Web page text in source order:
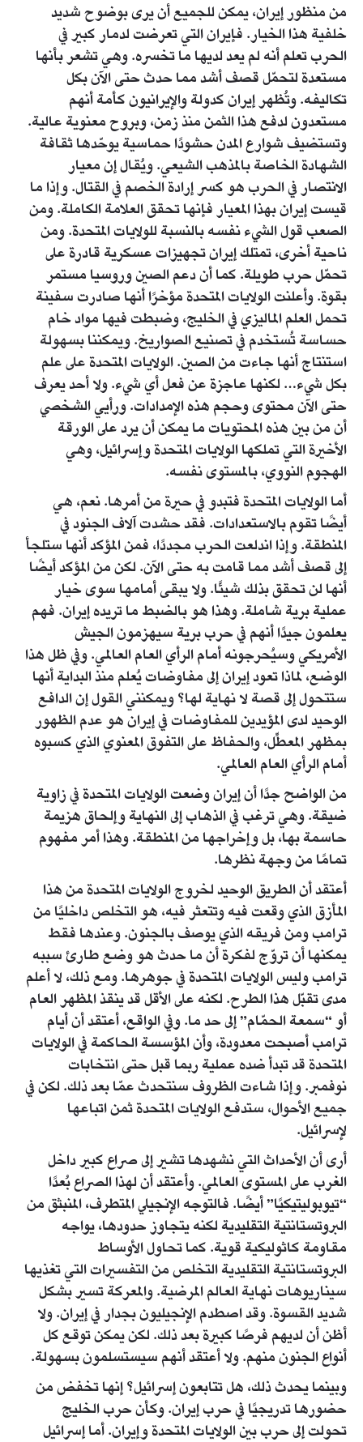
من منظور إيران، يمكن للجميع أن يرى بوضوح شديد
خلفية هذا الخيار. فإيران التي تعرضت لدمار كبير في
الحرب تعلم أنه لم يعد لديها ما تخسره. وهي تشعر بأنها
مستعدة لتحمّل قصف أشد مما حدث حتى الآن بكل
تكاليفه. وتُظهر إيران كدولة والإيرانيون كأمة أنهم
مستعدون لدفع هذا الثمن منذ زمن، وبروح معنوية عالية.
وتستضيف شوارع المدن حشودًا حماسية يوحّدها ثقافة
الشهادة الخاصة بالمذهب الشيعي. ويُقال إن معيار
الانتصار في الحرب هو كسر إرادة الخصم في القتال. وإذا ما
قيست إيران بهذا المعيار فإنها تحقق العلامة الكاملة. ومن
الصعب قول الشيء نفسه بالنسبة للولايات المتحدة. ومن
ناحية أخرى، تمتلك إيران تجهيزات عسكرية قادرة على
تحمّل حرب طويلة. كما أن دعم الصين وروسيا مستمر
بقوة. وأعلنت الولايات المتحدة مؤخرًا أنها صادرت سفينة
تحمل العلم الماليزي في الخليج، وضبطت فيها مواد خام
حساسة تُستخدم في تصنيع الصواريخ. ويمكننا بسهولة
استنتاج أنها جاءت من الصين. الولايات المتحدة على علم
بكل شيء… لكنها عاجزة عن فعل أي شيء. ولا أحد يعرف
حتى الآن محتوى وحجم هذه الإمدادات. ورأيي الشخصي
أن من بين هذه المحتويات ما يمكن أن يرد على الورقة
الأخيرة التي تملكها الولايات المتحدة وإسرائيل، وهي
الهجوم النووي، بالمستوى نفسه.
أما الولايات المتحدة فتبدو في حيرة من أمرها. نعم، هي
أيضًا تقوم بالاستعدادات. فقد حشدت آلاف الجنود في
المنطقة. وإذا اندلعت الحرب مجددًا، فمن المؤكد أنها ستلجأ
إلى قصف أشد مما قامت به حتى الآن. لكن من المؤكد أيضًا
أنها لن تحقق بذلك شيئًا. ولا يبقى أمامها سوى خيار
عملية برية شاملة. وهذا هو بالضبط ما تريده إيران. فهم
يعلمون جيدًا أنهم في حرب برية سيهزمون الجيش
الأمريكي وسيُحرجونه أمام الرأي العام العالمي. وفي ظل هذا
الوضع، لماذا تعود إيران إلى مفاوضات يُعلم منذ البداية أنها
ستتحول إلى قصة لا نهاية لها؟ ويمكنني القول إن الدافع
الوحيد لدى المؤيدين للمفاوضات في إيران هو عدم الظهور
بمظهر المعطِّل، والحفاظ على التفوق المعنوي الذي كسبوه
أمام الرأي العام العالمي.
من الواضح جدًا أن إيران وضعت الولايات المتحدة في زاوية
ضيقة. وهي ترغب في الذهاب إلى النهاية وإلحاق هزيمة
حاسمة بها، بل وإخراجها من المنطقة. وهذا أمر مفهوم
تمامًا من وجهة نظرها.
أعتقد أن الطريق الوحيد لخروج الولايات المتحدة من هذا
المأزق الذي وقعت فيه وتتعثر فيه، هو التخلص داخليًا من
ترامب ومن فريقه الذي يوصف بالجنون. وعندها فقط
يمكنها أن تروّج لفكرة أن ما حدث هو وضع طارئ سببه
ترامب وليس الولايات المتحدة في جوهرها. ومع ذلك، لا أعلم
مدى تقبّل هذا الطرح. لكنه على الأقل قد ينقذ المظهر العام
أو “سمعة الحمّام” إلى حد ما. وفي الواقع، أعتقد أن أيام
ترامب أصبحت معدودة، وأن المؤسسة الحاكمة في الولايات
المتحدة قد تبدأ ضده عملية ربما قبل حتى انتخابات
نوفمبر. وإذا شاءت الظروف سنتحدث عمّا بعد ذلك. لكن في
جميع الأحوال، ستدفع الولايات المتحدة ثمن اتباعها
لإسرائيل.
أرى أن الأحداث التي نشهدها تشير إلى صراع كبير داخل
الغرب على المستوى العالمي. وأعتقد أن لهذا الصراع بُعدًا
“تيوبوليتيكيًا” أيضًا. فالتوجه الإنجيلي المتطرف، المنبثق من
البروتستانتية التقليدية لكنه يتجاوز حدودها، يواجه
مقاومة كاثوليكية قوية. كما تحاول الأوساط
البروتستانتية التقليدية التخلص من التفسيرات التي تغذيها
سيناريوهات نهاية العالم المرضية. والمعركة تسير بشكل
شديد القسوة. وقد اصطدم الإنجيليون بجدار في إيران. ولا
أظن أن لديهم فرصًا كبيرة بعد ذلك. لكن يمكن توقع كل
أنواع الجنون منهم. ولا أعتقد أنهم سيستسلمون بسهولة.
وبينما يحدث ذلك، هل تتابعون إسرائيل؟ إنها تخفض من
حضورها تدريجيًا في حرب إيران. وكأن حرب الخليج
تحولت إلى حرب بين الولايات المتحدة وإيران. أما إسرائيل